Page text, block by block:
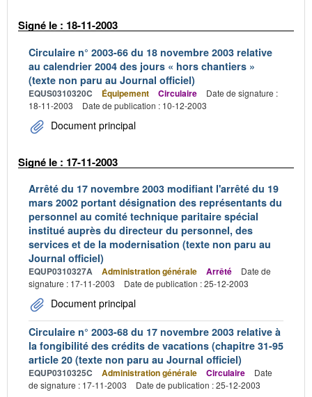
Signé le : 18-11-2003
Circulaire n° 2003-66 du 18 novembre 2003 relative
au calendrier 2004 des jours « hors chantiers »
(texte non paru au Journal officiel)
EQUS0310320C Équipement Circulaire
Date de signature :
18-11-2003
Date de publication : 10-12-2003
Document principal
Signé le : 17-11-2003
Arrêté du 17 novembre 2003 modifiant l'arrêté du 19
mars 2002 portant désignation des représentants du
personnel au comité technique paritaire spécial
institué auprès du directeur du personnel, des
services et de la modernisation (texte non paru au
Journal officiel)
EQUP0310327A Administration générale Arrêté
Date de
signature : 17-11-2003
Date de publication : 25-12-2003
Document principal
Circulaire n° 2003-68 du 17 novembre 2003 relative à
la fongibilité des crédits de vacations (chapitre 31-95
article 20 (texte non paru au Journal officiel)
EQUP0310325C Administration générale Circulaire
Date
de signature : 17-11-2003
Date de publication : 25-12-2003